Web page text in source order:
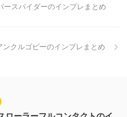
ースパイダーのインプレまとめ
ンクルゴビーのインプレまとめ